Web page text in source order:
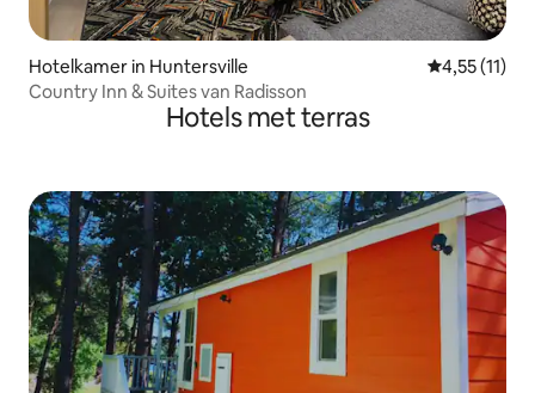
Hotelkamer in Huntersville Gemiddelde
4,55 (11)
Country Inn & Suites van Radisson
Hotels met terras